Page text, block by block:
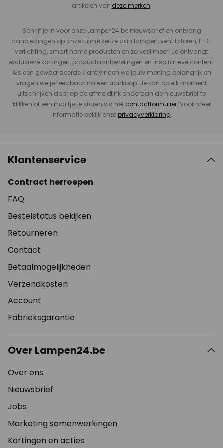
artikelen van deze merken.
Schrijf je in voor onze Lampen24.be nieuwsbrief en ontvang
aanbiedingen op onze ruime keuze aan lampen, ventilatoren, LED-
verlichting, smart home producten en zo veel meer! Je ontvangt
exclusieve kortingen, productaanbevelingen en inspiratieve content.
Als een gewaardeerde klant vinden we jouw mening belangrijk en
vragen we je feedback na een aankoop. Je kan op elk moment
uitschrijven door op de afmeldlink onderaan de nieuwsbrief te
klikken of een mailtje te sturen via het contactformulier. Voor meer
informatie bekijk onze privacyverklaring.
Klantenservice
Contract herroepen
FAQ
Bestelstatus bekijken
Retourneren
Contact
Betaalmogelijkheden
Verzendkosten
Account
Fabrieksgarantie
Over Lampen24.be
Over ons
Nieuwsbrief
Jobs
Marketing samenwerkingen
Kortingen en acties